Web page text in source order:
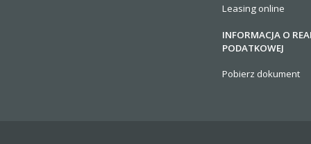
Leasing online
INFORMACJA O
PODATKOWEJ
Pobierz dokument